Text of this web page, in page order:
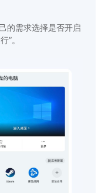
的需求选择是否开启
”。